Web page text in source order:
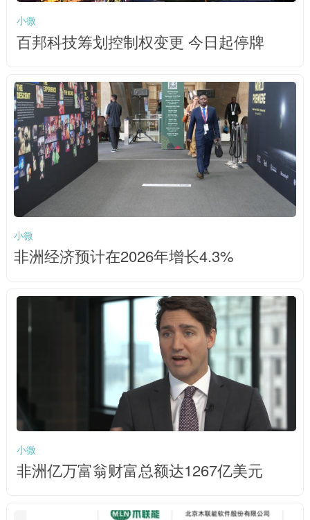
小微
百邦科技筹划控制权变更 今日起停牌
小微
非洲经济预计在2026年增长4.3%
小微
非洲亿万富翁财富总额达1267亿美元